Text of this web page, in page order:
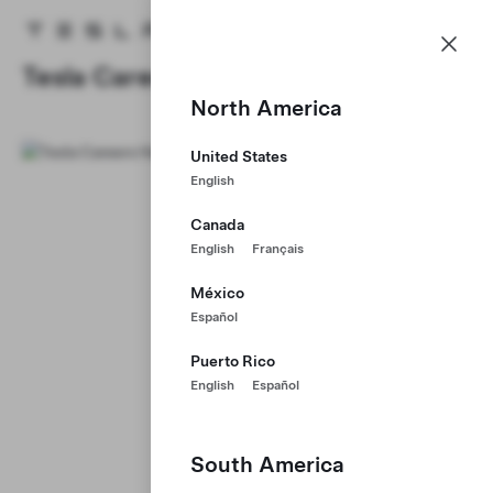
Tesla ana sayfa
Skip to main content
North America
United States
English
Canada
English Français
México
Español
Puerto Rico
English Español
South America
Tesla Careers